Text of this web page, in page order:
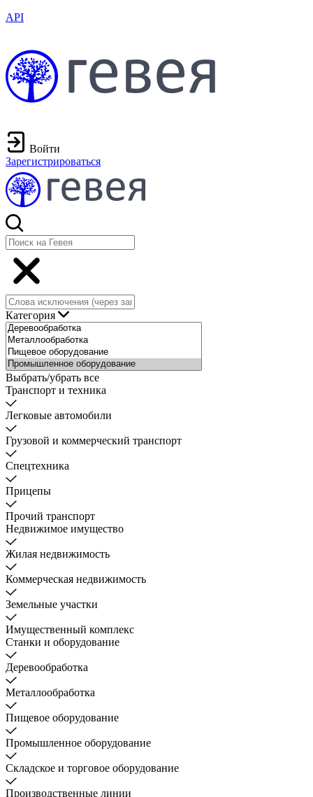
API
Войти
Зарегистрироваться
Категория
Выбрать/убрать все
Транспорт и техника
Легковые автомобили
Грузовой и коммерческий транспорт
Спецтехника
Прицепы
Прочий транспорт
Недвижимое имущество
Жилая недвижимость
Коммерческая недвижимость
Земельные участки
Имущественный комплекс
Станки и оборудование
Деревообработка
Металлообработка
Пищевое оборудование
Промышленное оборудование
Складское и торговое оборудование
Производственные линии